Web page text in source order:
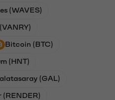
(WAVES)
Bitcoin (BTC)
(HNT)
(GAL)
(RENDER)